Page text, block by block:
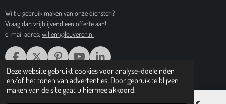
Deze website gebruikt cookies voor analyse-doeleinden
en/of het tonen van advertenties. Door gebruik te blijven
maken van de site gaat u hiermee akkoord.
Wilt u gebruik maken van onze diensten?
Vraag dan vrijblijvend een offerte aan!
e-mail adres: willem@leuveren.nl
F
A
C
E
X
P
I
N
T
Y
O
U
T
L
I
N
K
© 2017 Regiobeeldbank.nl